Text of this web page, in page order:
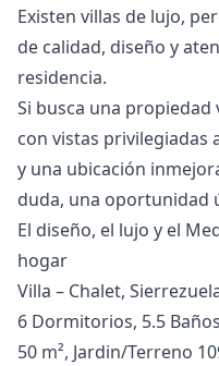
Existen villas de lujo,
de calidad, diseño y
residencia.
Si busca una
con ‌vistas ‌privilegiadas
y una ubicación
‌duda, ‌una ‌oportunidad
El ‌diseño, el lujo ‌y ‌el
‌hogar
Villa – Chalet,
6 Dormitorios, 5.5
50 m², Jardin/Terreno